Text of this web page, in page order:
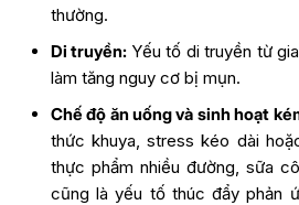
thường.
Di truyền: Yếu tố di truyền từ
làm tăng nguy cơ bị mụn.
Chế độ ăn uống và sinh hoạt
thức khuya, stress kéo dài
thực phẩm nhiều đường, sữa
cũng là yếu tố thúc đẩy phản